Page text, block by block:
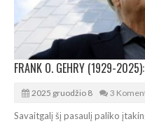
2025 gruodžio 8 3
Savaitgalį šį pasaulį paliko